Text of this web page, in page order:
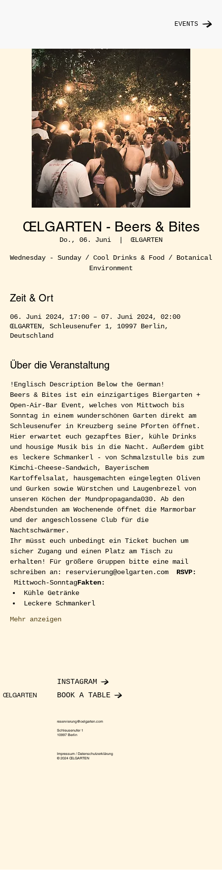
EVENTS
ŒLGARTEN - Beers & Bites
Do., 06. Juni
  |
ŒLGARTEN
Wednesday - Sunday / Cool Drinks & Food / Botanical
Environment
Zeit & Ort
06. Juni 2024, 17:00 – 07. Juni 2024, 02:00
ŒLGARTEN, Schleusenufer 1, 10997 Berlin,
Deutschland
Über die Veranstaltung
!Englisch Description Below the German!
Beers & Bites ist ein einzigartiges Biergarten +
Open-Air-Bar Event, welches von Mittwoch bis
Sonntag in einem wunderschönen Garten direkt am
Schleusenufer in Kreuzberg seine Pforten öffnet.
Hier erwartet euch gezapftes Bier, kühle Drinks
und housige Musik bis in die Nacht. Außerdem gibt
es leckere Schmankerl - von Schmalzstulle bis zum
Kimchi-Cheese-Sandwich, Bayerischem
Kartoffelsalat, hausgemachten eingelegten Oliven
und Gurken sowie Würstchen und Laugenbrezel von
unseren Köchen der Mundpropaganda030. Ab den
Abendstunden am Wochenende öffnet die Marmorbar
und der angeschlossene Club für die
Nachtschwärmer.
Ihr müsst euch unbedingt ein Ticket buchen um
sicher Zugang und einen Platz am Tisch zu
erhalten! Für größere Gruppen bitte eine mail
schreiben an: reservierung@oelgarten.com RSVP:
Mittwoch-SonntagFakten:
Kühle Getränke
Leckere Schmankerl
Mehr anzeigen
ŒLGARTEN
INSTAGRAM
BOOK A TABLE
reservierung@oelgarten.com
Schleusenufer 1
10997 Berlin
Impressum / Datenschutzerklärung
© 2024 ŒLGARTEN